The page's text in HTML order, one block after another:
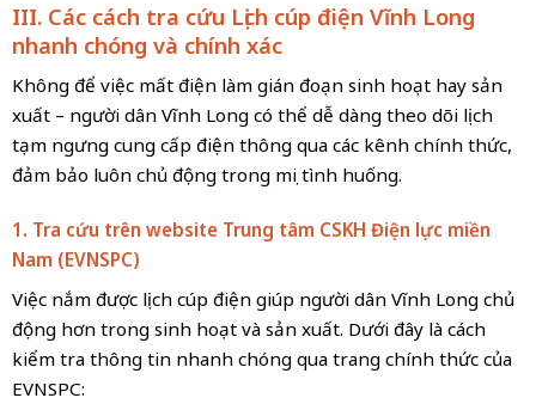
III. Các cách tra cứu Lịch cúp điện Vĩnh Long
nhanh chóng và chính xác
Không để việc mất điện làm gián đoạn sinh hoạt hay sản
xuất – người dân Vĩnh Long có thể dễ dàng theo dõi lịch
tạm ngưng cung cấp điện thông qua các kênh chính thức,
đảm bảo luôn chủ động trong mọi tình huống.
1. Tra cứu trên website Trung tâm CSKH Điện lực miền
Nam (EVNSPC)
Việc nắm được lịch cúp điện giúp người dân Vĩnh Long chủ
động hơn trong sinh hoạt và sản xuất. Dưới đây là cách
kiểm tra thông tin nhanh chóng qua trang chính thức của
EVNSPC: